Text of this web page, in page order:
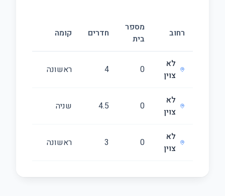
רחוב
מספר
בית
חדרים קומה
לא
צוין
0
4 ראשונה
לא
צוין
0
4.5 שניה
לא
צוין
0
3 ראשונה